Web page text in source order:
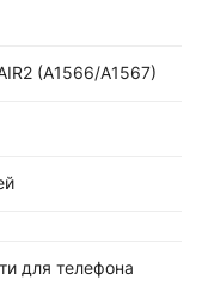
(A1566/A1567)
для телефона